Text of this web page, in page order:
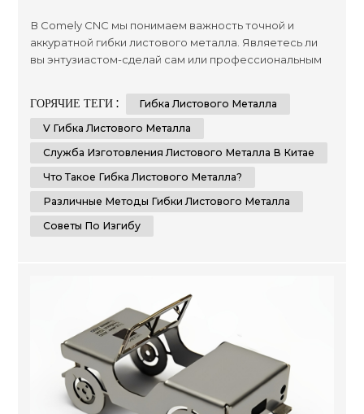
В Comely CNC мы понимаем важность точной и
аккуратной гибки листового металла. Являетесь ли
вы энтузиастом-сделай сам или профессиональным
безупречного результата. В этом всеобъемлющем
руководстве мы предоставим вам пошаговые
инструкции и важные советы о том, как точно и
аккуратно согнуть листовой металл. Что такое ...
ГОРЯЧИЕ ТЕГИ :
Гибка Листового Металла
V Гибка Листового Металла
Служба Изготовления Листового Металла В Китае
Что Такое Гибка Листового Металла?
Различные Методы Гибки Листового Металла
Советы По Изгибу